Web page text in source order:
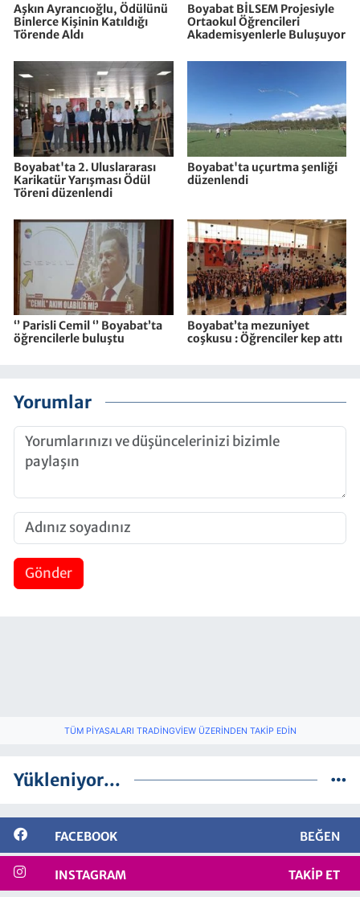
Aşkın Ayrancıoğlu, Ödülünü
Binlerce Kişinin Katıldığı
Törende Aldı
Boyabat BİLSEM Projesiyle
Ortaokul Öğrencileri
Akademisyenlerle Buluşuyor
Boyabat'ta 2. Uluslararası
Karikatür Yarışması Ödül
Töreni düzenlendi
Boyabat'ta uçurtma şenliği
düzenlendi
‘’ Parisli Cemil ‘’ Boyabat’ta
öğrencilerle buluştu
Boyabat’ta mezuniyet
coşkusu : Öğrenciler kep attı
Yorumlar
Gönder
TÜM PIYASALARI TRADINGVIEW ÜZERINDEN TAKIP EDIN
Yükleniyor...
FACEBOOK BEĞEN
INSTAGRAM TAKIP ET